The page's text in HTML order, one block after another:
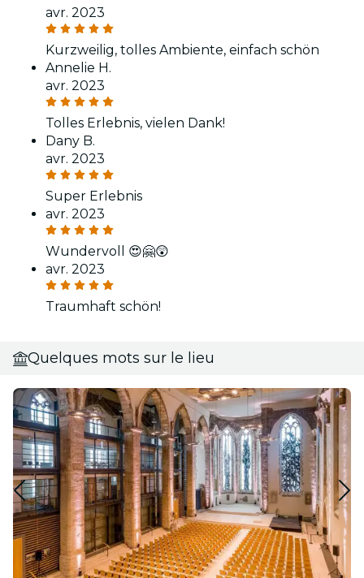
avr. 2023
Kurzweilig, tolles Ambiente, einfach schön
Annelie H.
avr. 2023
Tolles Erlebnis, vielen Dank!
Dany B.
avr. 2023
Super Erlebnis
avr. 2023
Wundervoll 😍🤗😲
avr. 2023
Traumhaft schön!
Quelques mots sur le lieu